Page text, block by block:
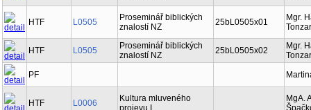
HTF L0505
Proseminář biblických
znalostí NZ
25bL0505x01
Mgr.
HTF L0505
Proseminář biblických
znalostí NZ
25bL0505x02
Mgr.
PF
HTF L0006
Kultura mluveného
projevu I.
MgA.